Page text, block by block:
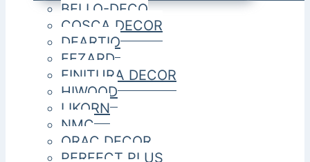
BELLO-DECO
COSCA DECOR
DEARTIO
FEZARD
FINITURA DECOR
HIWOOD
LIKORN
NMC
ORAC DECOR
PERFECT PLUS